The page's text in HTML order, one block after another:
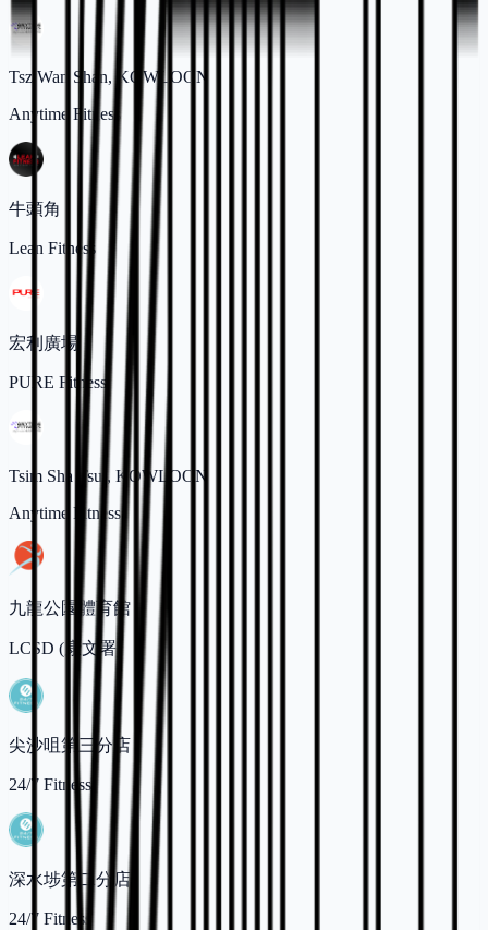
Tsz Wan Shan, KOWLOON
Anytime Fitness
牛頭角
Lean Fitness
宏利廣場
PURE Fitness
Tsim Sha Tsui, KOWLOON
Anytime Fitness
九龍公園體育館
LCSD (康文署)
尖沙咀第三分店
24/7 Fitness
深水埗第二分店
24/7 Fitness